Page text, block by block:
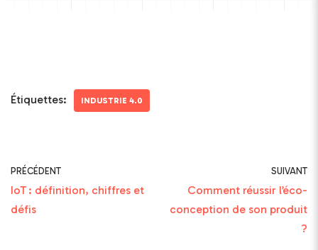
Étiquettes: INDUSTRIE 4.0
PRÉCÉDENT
IoT : définition, chiffres et
défis
SUIVANT
Comment réussir l’éco-
conception de son produit
?